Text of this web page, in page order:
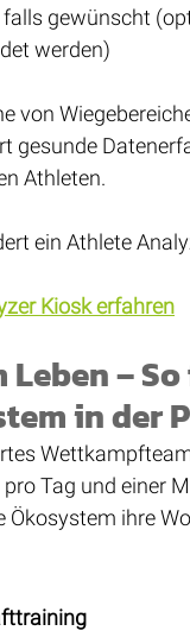
falls gewünscht
werden)
von
gesunde
Athleten.
ein Athlete
Kiosk erfahren
Leben –
in der
Tag und einer
ihre